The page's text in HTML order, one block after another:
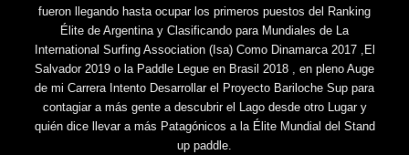
fueron llegando hasta ocupar los primeros puestos del Ranking
Élite de Argentina y Clasificando para Mundiales de La
International Surfing Association (Isa) Como Dinamarca 2017 ,El
Salvador 2019 o la Paddle Legue en Brasil 2018 , en pleno Auge
de mi Carrera Intento Desarrollar el Proyecto Bariloche Sup para
contagiar a más gente a descubrir el Lago desde otro Lugar y
quién dice llevar a más Patagónicos a la Élite Mundial del Stand
up paddle.